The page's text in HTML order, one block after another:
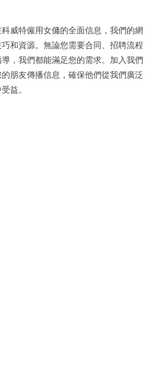
威特僱用女傭的全面信息，我們的網
和資源。無論您需要合同、招聘流程
，我們都能滿足您的需求。加入我們
朋友傳播信息，確保他們從我們廣泛
益。